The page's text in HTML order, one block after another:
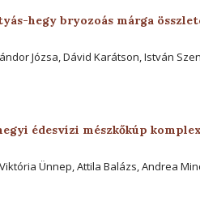
hegy bryozoás márga
Józsa, Dávid Karátson, István
édesvízi mészkőkúp
Ünnep, Attila Balázs, Andrea